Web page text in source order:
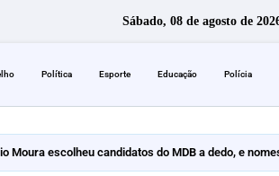
Sábado, 08 de agosto de
Política Esporte Educação Polícia
Moura escolheu candidatos do MDB a dedo, e
denúncia na Operação Golden Plating